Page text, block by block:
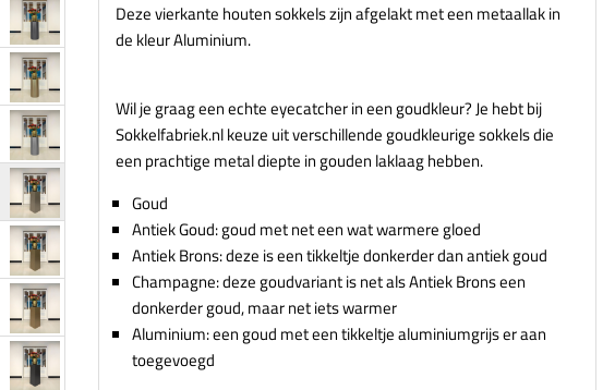
Deze vierkante houten sokkels zijn afgelakt met een metaallak in
de kleur Aluminium.
Wil je graag een echte eyecatcher in een goudkleur? Je hebt bij
Sokkelfabriek.nl keuze uit verschillende goudkleurige sokkels die
een prachtige metal diepte in gouden laklaag hebben.
Goud
Antiek Goud: goud met net een wat warmere gloed
Antiek Brons: deze is een tikkeltje donkerder dan antiek goud
Champagne: deze goudvariant is net als Antiek Brons een
donkerder goud, maar net iets warmer
Aluminium: een goud met een tikkeltje aluminiumgrijs er aan
toegevoegd